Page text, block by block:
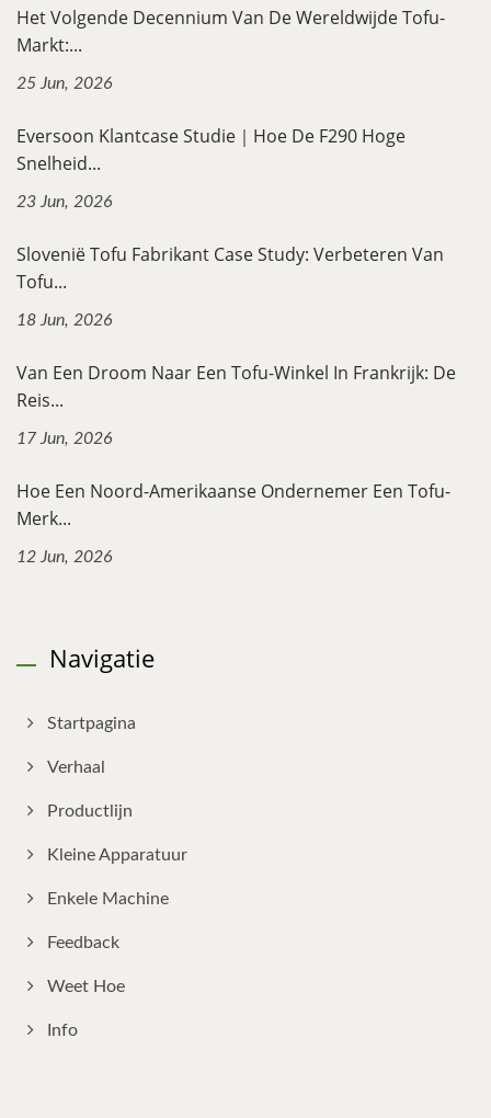
Het Volgende Decennium Van De Wereldwijde Tofu-
Markt:...
25 Jun, 2026
Eversoon Klantcase Studie｜Hoe De F290 Hoge
Snelheid...
23 Jun, 2026
Slovenië Tofu Fabrikant Case Study: Verbeteren Van
Tofu...
18 Jun, 2026
Van Een Droom Naar Een Tofu-Winkel In Frankrijk: De
Reis...
17 Jun, 2026
Hoe Een Noord-Amerikaanse Ondernemer Een Tofu-
Merk...
12 Jun, 2026
Navigatie
Startpagina
Verhaal
Productlijn
Kleine Apparatuur
Enkele Machine
Feedback
Weet Hoe
Info